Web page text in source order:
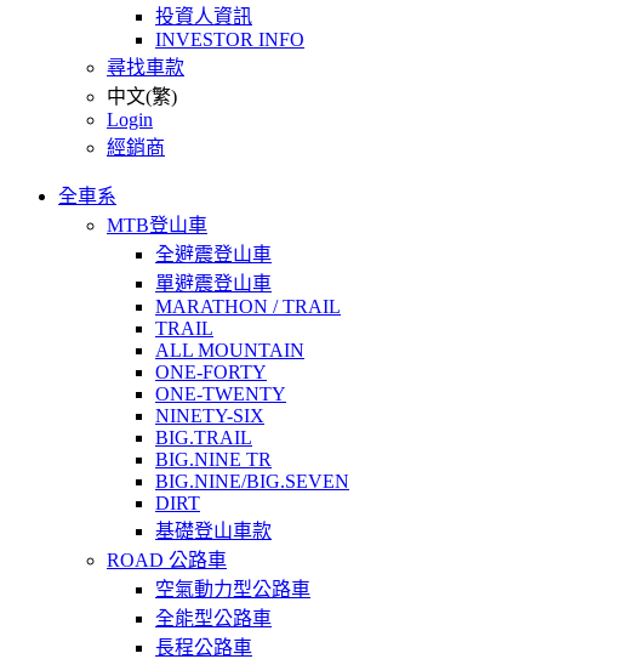
投資人資訊
INVESTOR INFO
尋找車款
中文(繁)
Login
經銷商
全車系
MTB登山車
全避震登山車
單避震登山車
MARATHON / TRAIL
TRAIL
ALL MOUNTAIN
ONE-FORTY
ONE-TWENTY
NINETY-SIX
BIG.TRAIL
BIG.NINE TR
BIG.NINE/BIG.SEVEN
DIRT
基礎登山車款
ROAD 公路車
空氣動力型公路車
全能型公路車
長程公路車